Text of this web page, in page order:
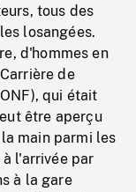
tous des
losangées.
d'hommes en
de
qui était
être aperçu
main parmi les
l'arrivée par
à la gare